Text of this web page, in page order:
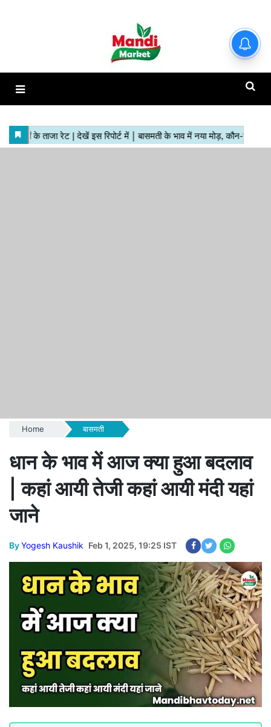
Home बासमती
धान के भाव में आज क्या हुआ बदलाव
| कहां आयी तेजी कहां आयी मंदी यहां
जाने
ByYogesh Kaushik Feb 1, 2025, 19:25 IST
हाजिर मंडियों के ताजा रेट | देखें इस
रिपोर्ट में